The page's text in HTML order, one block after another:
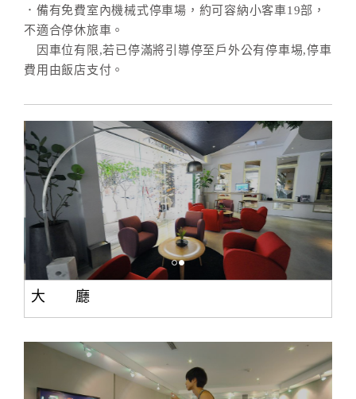
．備有免費室內機械式停車場，約可容納小客車19部，
不適合停休旅車。
因車位有限,若已停滿將引導停至戶外公有停車埸,停車
費用由飯店支付。
大 廳